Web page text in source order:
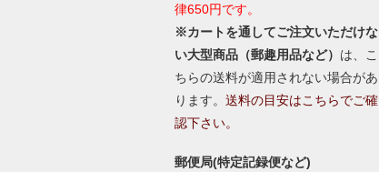
律650円です。
※カートを通してご注文いただけな
い大型商品（郵趣用品など） は、こ
ちらの送料が適用されない場合があ
ります。 送料の目安はこちらでご確
認下さい。
郵便局(特定記録便など)